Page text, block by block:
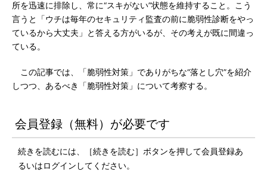
所を迅速に排除し、常に“スキがない”状態を維持すること。こう
言うと「ウチは毎年のセキュリティ監査の前に脆弱性診断をやっ
ているから大丈夫」と答える方がいるが、その考えが既に間違っ
ている。
この記事では、「脆弱性対策」でありがちな“落とし穴”を紹介
しつつ、あるべき「脆弱性対策」について考察する。
会員登録（無料）が必要です
続きを読むには、［続きを読む］ボタンを押して会員登録あ
るいはログインしてください。